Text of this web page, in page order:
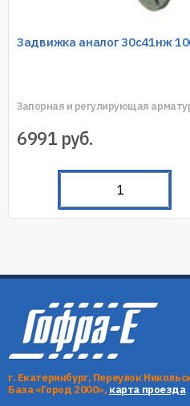
Задвижка аналог 30с41нж
Запорная и регулирующая
6991 руб.
г. Екатеринбург, Переулок
База «Город 2000», карта проезда